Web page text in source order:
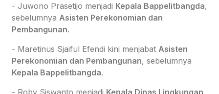
- Juwono Prasetijo menjadi Kepala Bappelitbangda,
sebelumnya Asisten Perekonomian dan
Pembangunan.
- Maretinus Sjaiful Efendi kini menjabat Asisten
Perekonomian dan Pembangunan, sebelumnya
Kepala Bappelitbangda.
- Roby Siswanto menjadi Kepala Dinas Lingkungan